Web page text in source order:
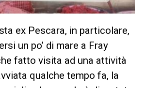
ex Pescara, in particolare,
un po’ di mare a Fray
fatto visita ad una attività
qualche tempo fa, la